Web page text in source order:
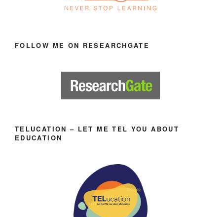
FOLLOW ME ON RESEARCHGATE
TELUCATION – LET ME TEL YOU ABOUT
EDUCATION